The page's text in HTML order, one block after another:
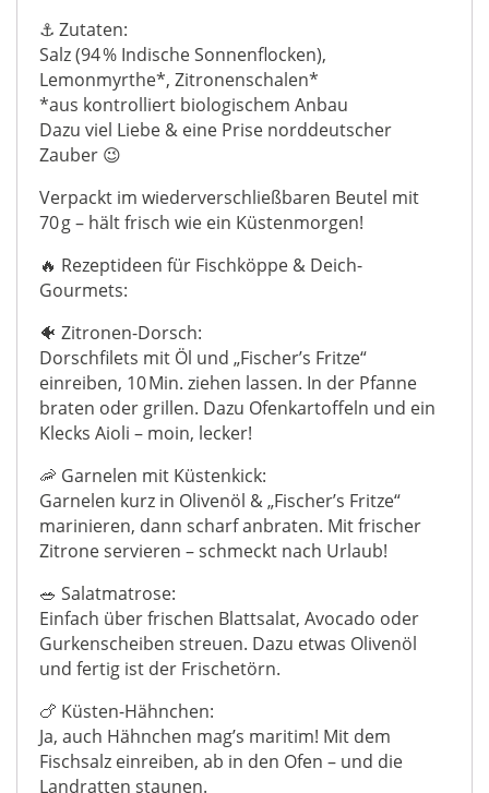
⚓ Zutaten:
Salz (94 % Indische Sonnenflocken),
Lemonmyrthe*, Zitronenschalen*
*aus kontrolliert biologischem Anbau
Dazu viel Liebe & eine Prise norddeutscher
Zauber 😉
Verpackt im wiederverschließbaren Beutel mit
70 g – hält frisch wie ein Küstenmorgen!
🔥 Rezeptideen für Fischköppe & Deich-
Gourmets:
🐠 Zitronen-Dorsch:
Dorschfilets mit Öl und „Fischer’s Fritze“
einreiben, 10 Min. ziehen lassen. In der Pfanne
braten oder grillen. Dazu Ofenkartoffeln und ein
Klecks Aioli – moin, lecker!
🦐 Garnelen mit Küstenkick:
Garnelen kurz in Olivenöl & „Fischer’s Fritze“
marinieren, dann scharf anbraten. Mit frischer
Zitrone servieren – schmeckt nach Urlaub!
🥗 Salatmatrose:
Einfach über frischen Blattsalat, Avocado oder
Gurkenscheiben streuen. Dazu etwas Olivenöl
und fertig ist der Frischetörn.
🍗 Küsten-Hähnchen:
Ja, auch Hähnchen mag’s maritim! Mit dem
Fischsalz einreiben, ab in den Ofen – und die
Landratten staunen.